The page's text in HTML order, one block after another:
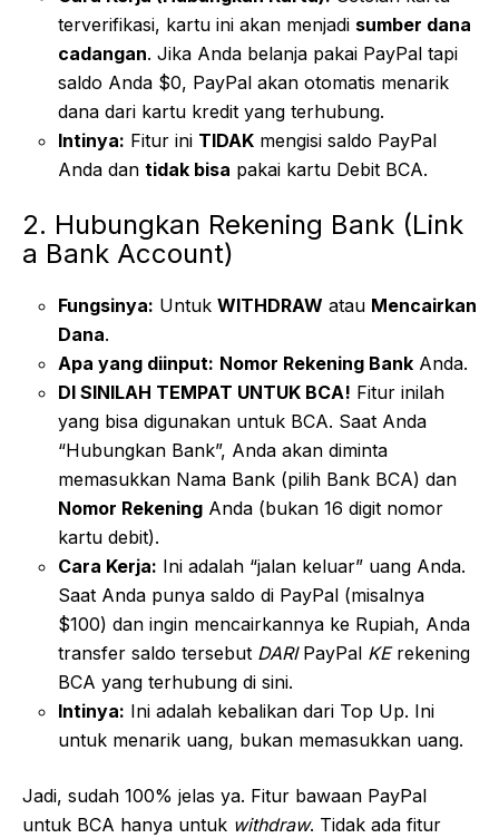
terverifikasi, kartu ini akan menjadi sumber dana
cadangan. Jika Anda belanja pakai PayPal tapi
saldo Anda $0, PayPal akan otomatis menarik
dana dari kartu kredit yang terhubung.
Intinya: Fitur ini TIDAK mengisi saldo PayPal
Anda dan tidak bisa pakai kartu Debit BCA.
2. Hubungkan Rekening Bank (Link
a Bank Account)
Fungsinya: Untuk WITHDRAW atau Mencairkan
Dana.
Apa yang diinput: Nomor Rekening Bank Anda.
DI SINILAH TEMPAT UNTUK BCA! Fitur inilah
yang bisa digunakan untuk BCA. Saat Anda
“Hubungkan Bank”, Anda akan diminta
memasukkan Nama Bank (pilih Bank BCA) dan
Nomor Rekening Anda (bukan 16 digit nomor
kartu debit).
Cara Kerja: Ini adalah “jalan keluar” uang Anda.
Saat Anda punya saldo di PayPal (misalnya
$100) dan ingin mencairkannya ke Rupiah, Anda
transfer saldo tersebut DARIPayPal KErekening
BCA yang terhubung di sini.
Intinya: Ini adalah kebalikan dari Top Up. Ini
untuk menarik uang, bukan memasukkan uang.
Jadi, sudah 100% jelas ya. Fitur bawaan PayPal
untuk BCA hanya untuk withdraw. Tidak ada fitur